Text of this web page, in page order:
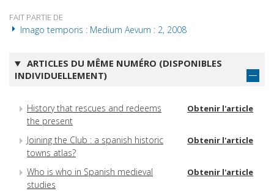
FAIT PARTIE DE
Imago temporis : Medium Aevum : 2, 2008
ARTICLES DU MÊME NUMÉRO (DISPONIBLES
INDIVIDUELLEMENT)
History that rescues and redeems
the present
Obtenir l'article
Joining the Club : a spanish historic
towns atlas?
Obtenir l'article
Who is who in Spanish medieval
studies
Obtenir l'article